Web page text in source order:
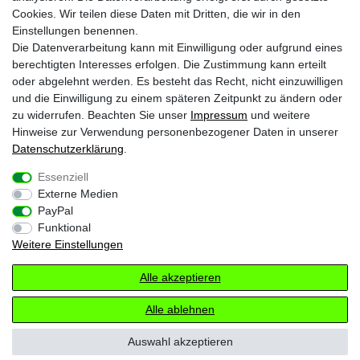
Krazy8 @ Facebook
Krazy8 @ Instagram
Nur an Werktagen von Montags bis Freitags. Bei Zahlung per Vorkasse ab
Zahlungseingang
Gilt für Lieferungen nach Deutschland (Lieferzeit bei Vorkasse 3-4 Werktage ab
Zahlungsanweisung). Lieferzeiten für andere Länder und Informationen zur
Berechnung des Liefertermins sieheZahlungs- & Versandinfos
* inkl. gesetzl. MwSt. zzgl. Versandkosten
Cookies. Wir teilen diese Daten mit Dritten, die wir in den
Einstellungen benennen.
Die Datenverarbeitung kann mit Einwilligung oder aufgrund eines
berechtigten Interesses erfolgen. Die Zustimmung kann erteilt
oder abgelehnt werden. Es besteht das Recht, nicht einzuwilligen
und die Einwilligung zu einem späteren Zeitpunkt zu ändern oder
zu widerrufen. Beachten Sie unser Impressum und weitere
Hinweise zur Verwendung personenbezogener Daten in unserer
Daten­schutz­erklärung
Essenziell
Externe Medien
PayPal
Funktional
Weitere Einstellungen
Alle akzeptieren
Alle ablehnen
Auswahl akzeptieren
Impressum
© Copyright 2026 Krazy8 Glasche & Kuczwalska GbR